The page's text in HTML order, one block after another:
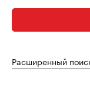
Расширенный